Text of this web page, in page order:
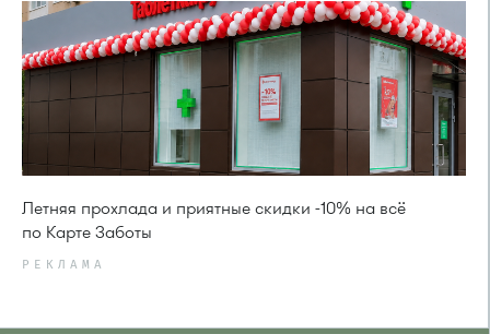
Летняя прохлада и приятные скидки -10% на всё
по Карте Заботы
РЕКЛАМА